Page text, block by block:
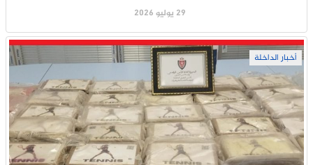
29 يوليو 2026
أخبار الداخلة